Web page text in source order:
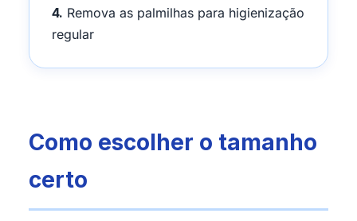
4. Remova as palmilhas para higienização
regular
Como escolher o tamanho
certo